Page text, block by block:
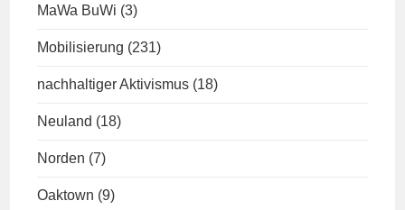
MaWa BuWi (3)
Mobilisierung (231)
nachhaltiger Aktivismus (18)
Neuland (18)
Norden (7)
Oaktown (9)